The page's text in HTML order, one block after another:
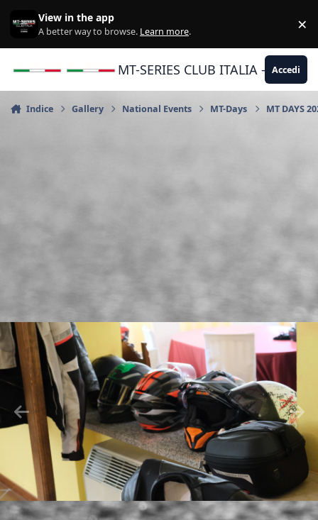
View in the app
A better way to browse. Learn more. ×
MT-SERIES CLUB ITALIA -Accedi
Indice Gallery National Events MT-Days MT DAYS